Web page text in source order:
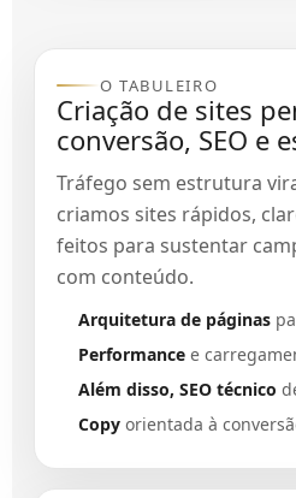
O TABULEIRO
Criação de sites
conversão, SEO e
Tráfego sem estrutura
criamos sites rápidos,
feitos para sustentar
com conteúdo.
Arquitetura de páginas
Performance e
Além disso, SEO técnico
Copy orientada à